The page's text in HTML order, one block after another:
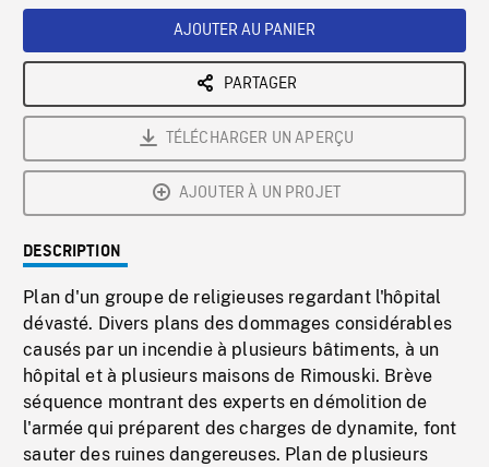
AJOUTER AU PANIER
PARTAGER
TÉLÉCHARGER UN APERÇU
AJOUTER À UN PROJET
DESCRIPTION
Plan d'un groupe de religieuses regardant l'hôpital
dévasté. Divers plans des dommages considérables
causés par un incendie à plusieurs bâtiments, à un
hôpital et à plusieurs maisons de Rimouski. Brève
séquence montrant des experts en démolition de
l'armée qui préparent des charges de dynamite, font
sauter des ruines dangereuses. Plan de plusieurs